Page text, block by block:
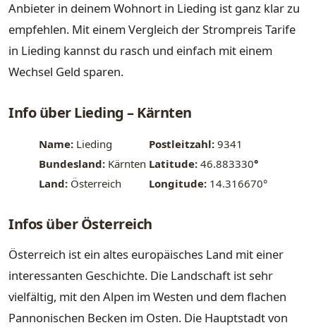
Anbieter in deinem Wohnort in Lieding ist ganz klar zu
empfehlen. Mit einem Vergleich der Strompreis Tarife
in Lieding kannst du rasch und einfach mit einem
Wechsel Geld sparen.
Info über Lieding – Kärnten
Name: Lieding Postleitzahl: 9341
Bundesland: Kärnten Latitude: 46.883330°
Land: Österreich Longitude: 14.316670°
Infos über Österreich
Österreich ist ein altes europäisches Land mit einer
interessanten Geschichte. Die Landschaft ist sehr
vielfältig, mit den Alpen im Westen und dem flachen
Pannonischen Becken im Osten. Die Hauptstadt von